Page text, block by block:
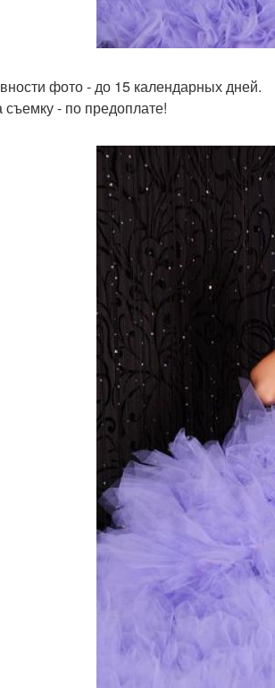
фото - до 15 календарных дней.
съемку - по предоплате!